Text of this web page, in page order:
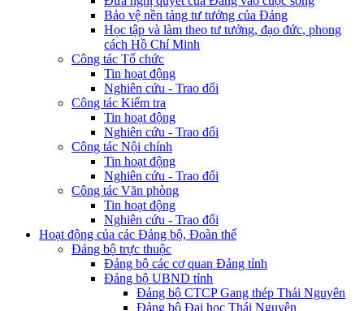
Bảo vệ nền tảng tư tưởng của Đảng
Học tập và làm theo tư tưởng, đạo đức, phong
cách Hồ Chí Minh
Công tác Tổ chức
Tin hoạt động
Nghiên cứu - Trao đổi
Công tác Kiểm tra
Tin hoạt động
Nghiên cứu - Trao đổi
Công tác Nội chính
Tin hoạt động
Nghiên cứu - Trao đổi
Công tác Văn phòng
Tin hoạt động
Nghiên cứu - Trao đổi
Hoạt động của các Đảng bộ, Đoàn thể
Đảng bộ trực thuộc
Đảng bộ các cơ quan Đảng tỉnh
Đảng bộ UBND tỉnh
Đảng bộ CTCP Gang thép Thái Nguyên
Đảng bộ Đại học Thái Nguyên